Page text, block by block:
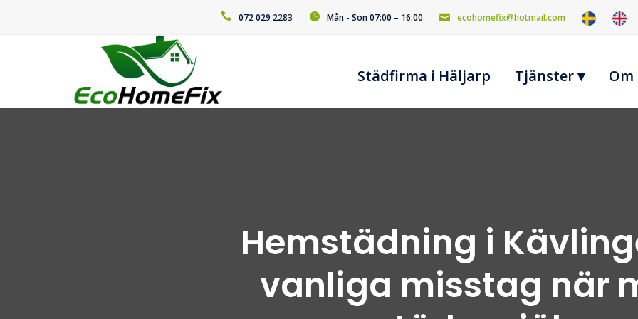
072 029 2283 Mån - Sön 07:00 – 16:00 ecohomefix@hotmail.com
Städfirma i Häljarp Tjänster ▾ Om
Hemstädning i
vanliga misstag när